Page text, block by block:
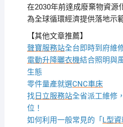
在2030年前達成廢棄物資源
為全球循環經濟提供落地示
【其他文章推薦】
聲寶服務站全台即時到府維
電動升降曬衣機結合照明與
生態
零件量產就選CNC車床
找日立服務站全省派工維修
位！
如何利用一般常見的「 L型